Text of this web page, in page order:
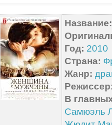
Название:
Год: 2010
Страна:
Жанр:
В
Самюэль